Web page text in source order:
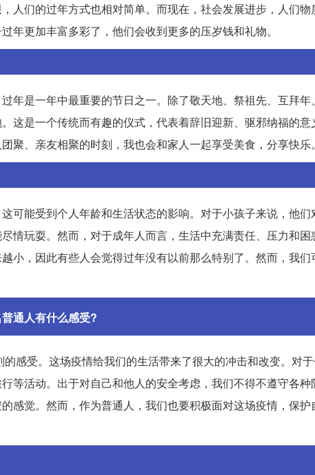
人们的过年方式也相对简单。而现在，社会发展进步，人们
年更加丰富多彩了，他们会收到更多的压岁钱和礼物。
年是一年中最重要的节日之一。除了敬天地、祭祖先、互拜
这是一个传统而有趣的仪式，代表着辞旧迎新、驱邪纳福的
聚、亲友相聚的时刻，我也会和家人一起享受美食，分享快乐。
可能受到个人年龄和生活状态的影响。对于小孩子来说，他
情玩耍。然而，对于成年人而言，生活中充满责任、压力和
小，因此有些人会觉得过年没有以前那么特别了。然而，我
通人有什么感受?
感受。这场疫情给我们的生活带来了很大的冲击和改变。对
等活动。出于对自己和他人的安全考虑，我们不得不遵守各种
感觉。然而，作为普通人，我们也要积极面对这场疫情，保护